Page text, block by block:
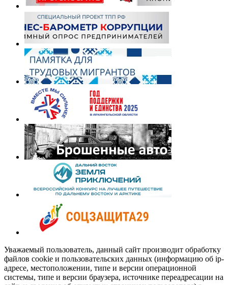
Уважаемый пользователь, данный сайт производит обработку
файлов cookie и пользовательских данных (информацию об ip-
адресе, местоположении, типе и версии операционной
системы, типе и версии браузера, источнике переадресации на